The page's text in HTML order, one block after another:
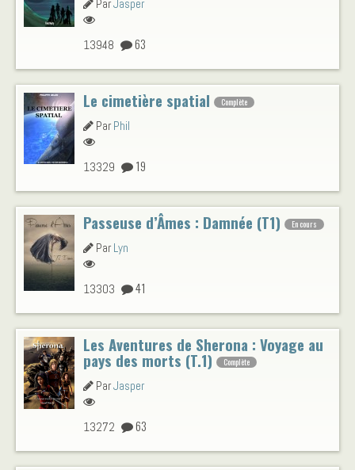
ParJasper
13948 63
Le cimetière spatial Complète
ParPhil
13329 19
Passeuse d’Âmes : Damnée (T1) En cours
ParLyn
13303 41
Les Aventures de Sherona : Voyage au
pays des morts (T.1) Complète
ParJasper
13272 63